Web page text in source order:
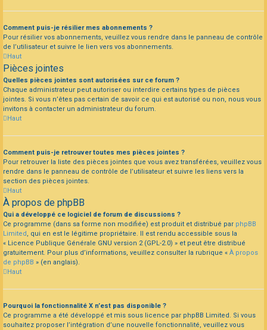
Comment puis-je résilier mes abonnements ?
Pour résilier vos abonnements, veuillez vous rendre dans le panneau de contrôle
de l’utilisateur et suivre le lien vers vos abonnements.
Haut
Pièces jointes
Quelles pièces jointes sont autorisées sur ce forum ?
Chaque administrateur peut autoriser ou interdire certains types de pièces
jointes. Si vous n’êtes pas certain de savoir ce qui est autorisé ou non, nous vous
invitons à contacter un administrateur du forum.
Haut
Comment puis-je retrouver toutes mes pièces jointes ?
Pour retrouver la liste des pièces jointes que vous avez transférées, veuillez vous
rendre dans le panneau de contrôle de l’utilisateur et suivre les liens vers la
section des pièces jointes.
Haut
À propos de phpBB
Qui a développé ce logiciel de forum de discussions ?
Ce programme (dans sa forme non modifiée) est produit et distribué par phpBB
Limited, qui en est le légitime propriétaire. Il est rendu accessible sous la
« Licence Publique Générale GNU version 2 (GPL-2.0) » et peut être distribué
gratuitement. Pour plus d’informations, veuillez consulter la rubrique « À propos
de phpBB » (en anglais).
Haut
Pourquoi la fonctionnalité X n’est pas disponible ?
Ce programme a été développé et mis sous licence par phpBB Limited. Si vous
souhaitez proposer l’intégration d’une nouvelle fonctionnalité, veuillez vous